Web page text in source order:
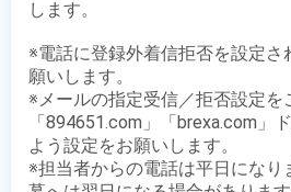
します。
※電話に登録外着信拒否を設定さ
願いします。
※メールの指定受信／拒否設定を
「894651.com」「brexa.com」
よう設定をお願いします。
※担当者からの電話は平日になり